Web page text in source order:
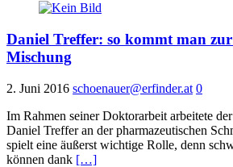
Daniel Treffer: so kommt man
Mischung
2. Juni 2016 schoenauer@erfinder.at 0
Im Rahmen seiner Doktorarbeit arbeitete
Daniel Treffer an der pharmazeutischen
spielt eine äußerst wichtige Rolle, denn
können dank […]